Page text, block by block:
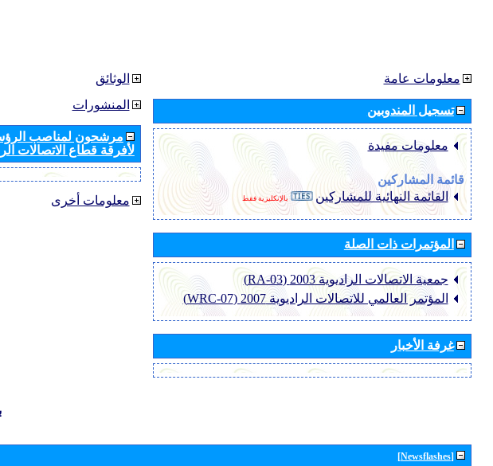
الوثائق
المنشورات
مرشحون لمناصب
لأفرقة قطاع الاتصالات
معلومات أخرى
معلومات عامة
تسجيل المندوبين
معلومات مفيدة
قائمة المشاركين
القائمة النهائية للمشاركين
بالإنكليزية فقط
المؤتمرات ذات الصلة
جمعية الاتصالات الراديوية 2003 (RA-03)
المؤتمر العالمي للاتصالات الراديوية 2007 (WRC-07)
غرفة الأخبار
[Newsflashes]